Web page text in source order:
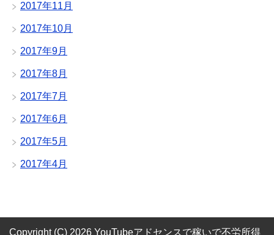
2017年11月
2017年10月
2017年9月
2017年8月
2017年7月
2017年6月
2017年5月
2017年4月
Copyright (C) 2026 YouTubeアドセンスで稼いで不労所得